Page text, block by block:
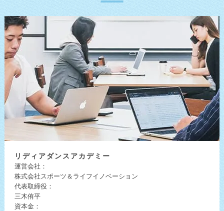
リディアダンスアカデミー
運営会社：
株式会社スポーツ＆ライフイノベーション
代表取締役：
三木侑平
資本金：